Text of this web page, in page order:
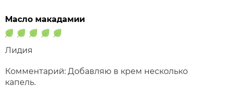
Масло макадамии
Лидия
Комментарий: Добавляю в крем несколько
капель.